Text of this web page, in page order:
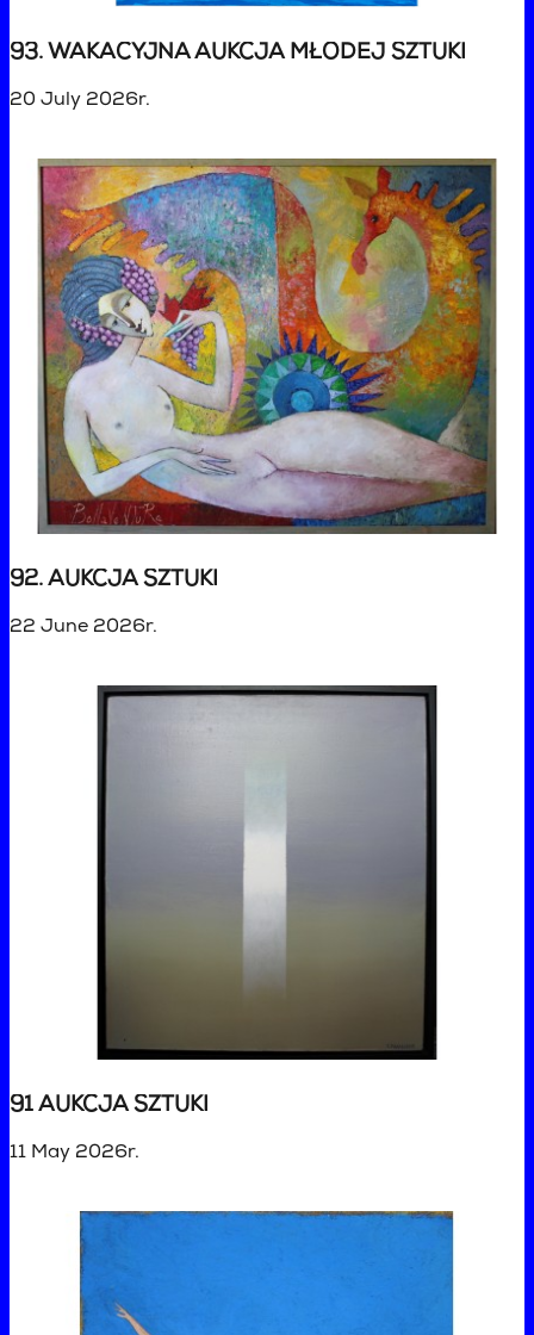
93. WAKACYJNA AUKCJA MŁODEJ SZTUKI
20 July 2026r.
92. AUKCJA SZTUKI
22 June 2026r.
91 AUKCJA SZTUKI
11 May 2026r.